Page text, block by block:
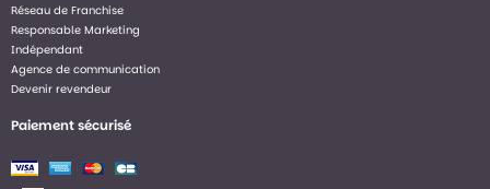
Réseau de Franchise
Responsable Marketing
Indépendant
Agence de communication
Devenir revendeur
Paiement sécurisé